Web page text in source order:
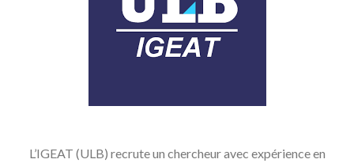
L’IGEAT (ULB) recrute un chercheur avec expérience en